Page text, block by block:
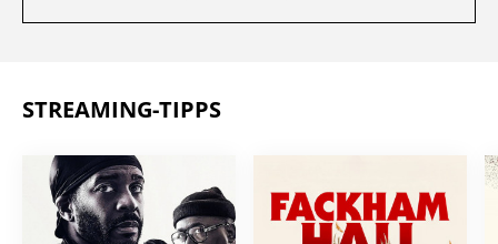
STREAMING-TIPPS